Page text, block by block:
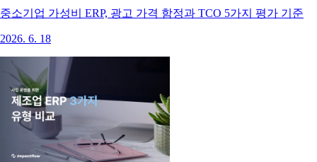
중소기업 가성비 ERP, 광고 가격 함정과 TCO 5가지 평가 기준
2026. 6. 18